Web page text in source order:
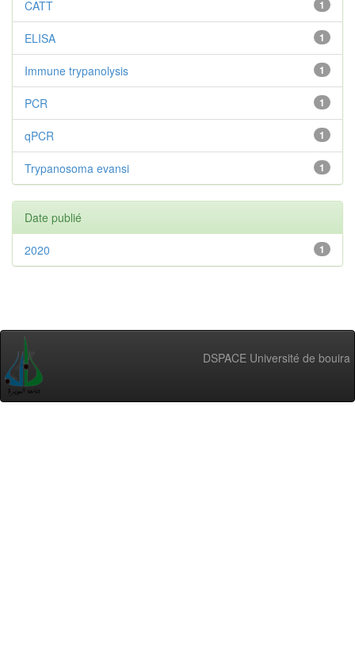
1
CATT
1
ELISA
1
Immune trypanolysis
1
PCR
1
qPCR
1
Trypanosoma evansi
Date publié
1
2020
DSPACE Université de bouira